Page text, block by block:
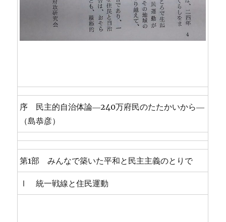
序 民主的自治体論―240万府民のたたかいから―
（島恭彦）
第1部 みんなで築いた平和と民主主義のとりで
Ⅰ 統一戦線と住民運動